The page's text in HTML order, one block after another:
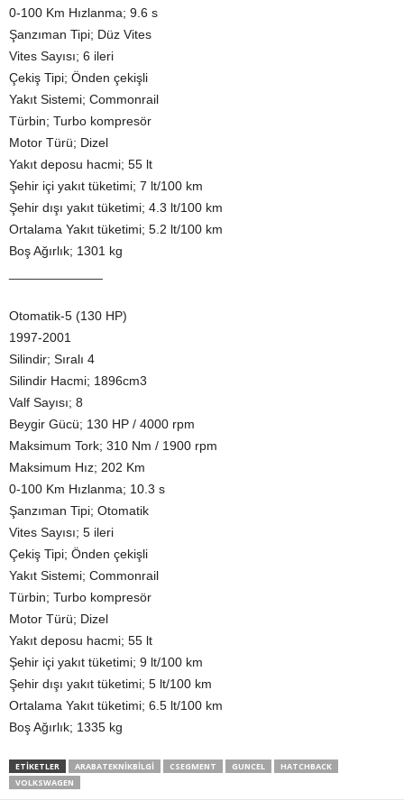
0-100 Km Hızlanma; 9.6 s
Şanzıman Tipi; Düz Vites
Vites Sayısı; 6 ileri
Çekiş Tipi; Önden çekişli
Yakıt Sistemi; Commonrail
Türbin; Turbo kompresör
Motor Türü; Dizel
Yakıt deposu hacmi; 55 lt
Şehir içi yakıt tüketimi; 7 lt/100 km
Şehir dışı yakıt tüketimi; 4.3 lt/100 km
Ortalama Yakıt tüketimi; 5.2 lt/100 km
Boş Ağırlık; 1301 kg
Otomatik-5 (130 HP)
1997-2001
Silindir; Sıralı 4
Silindir Hacmi; 1896cm3
Valf Sayısı; 8
Beygir Gücü; 130 HP / 4000 rpm
Maksimum Tork; 310 Nm / 1900 rpm
Maksimum Hız; 202 Km
0-100 Km Hızlanma; 10.3 s
Şanzıman Tipi; Otomatik
Vites Sayısı; 5 ileri
Çekiş Tipi; Önden çekişli
Yakıt Sistemi; Commonrail
Türbin; Turbo kompresör
Motor Türü; Dizel
Yakıt deposu hacmi; 55 lt
Şehir içi yakıt tüketimi; 9 lt/100 km
Şehir dışı yakıt tüketimi; 5 lt/100 km
Ortalama Yakıt tüketimi; 6.5 lt/100 km
Boş Ağırlık; 1335 kg
ETIKETLER ARABATEKNIKBILGI CSEGMENT GUNCEL
HATCHBACK
VOLKSWAGEN